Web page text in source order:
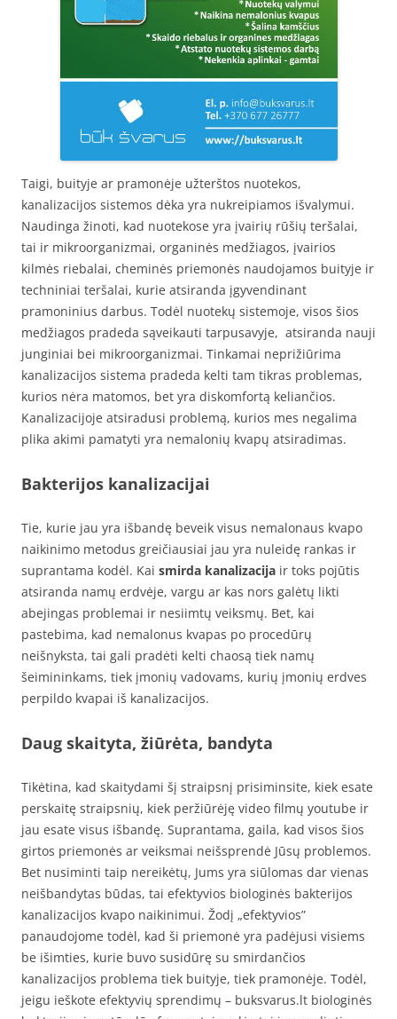
Taigi, buityje ar pramonėje užterštos nuotekos,
kanalizacijos sistemos dėka yra nukreipiamos išvalymui.
Naudinga žinoti, kad nuotekose yra įvairių rūšių teršalai,
tai ir mikroorganizmai, organinės medžiagos, įvairios
kilmės riebalai, cheminės priemonės naudojamos buityje ir
techniniai teršalai, kurie atsiranda įgyvendinant
pramoninius darbus. Todėl nuotekų sistemoje, visos šios
medžiagos pradeda sąveikauti tarpusavyje, atsiranda nauji
junginiai bei mikroorganizmai. Tinkamai neprižiūrima
kanalizacijos sistema pradeda kelti tam tikras problemas,
kurios nėra matomos, bet yra diskomfortą keliančios.
Kanalizacijoje atsiradusi problemą, kurios mes negalima
plika akimi pamatyti yra nemalonių kvapų atsiradimas.
Bakterijos kanalizacijai
Tie, kurie jau yra išbandę beveik visus nemalonaus kvapo
naikinimo metodus greičiausiai jau yra nuleidę rankas ir
suprantama kodėl. Kai smirda kanalizacija ir toks pojūtis
atsiranda namų erdvėje, vargu ar kas nors galėtų likti
abejingas problemai ir nesiimtų veiksmų. Bet, kai
pastebima, kad nemalonus kvapas po procedūrų
neišnyksta, tai gali pradėti kelti chaosą tiek namų
šeimininkams, tiek įmonių vadovams, kurių įmonių erdves
perpildo kvapai iš kanalizacijos.
Daug skaityta, žiūrėta, bandyta
Tikėtina, kad skaitydami šį straipsnį prisiminsite, kiek esate
perskaitę straipsnių, kiek peržiūrėję video filmų youtube ir
jau esate visus išbandę. Suprantama, gaila, kad visos šios
girtos priemonės ar veiksmai neišsprendė Jūsų problemos.
Bet nusiminti taip nereikėtų, Jums yra siūlomas dar vienas
neišbandytas būdas, tai efektyvios biologinės bakterijos
kanalizacijos kvapo naikinimui. Žodį „efektyvios”
panaudojome todėl, kad ši priemonė yra padėjusi visiems
be išimties, kurie buvo susidūrę su smirdančios
kanalizacijos problema tiek buityje, tiek pramonėje. Todėl,
jeigu ieškote efektyvių sprendimų – buksvarus.lt biologinės